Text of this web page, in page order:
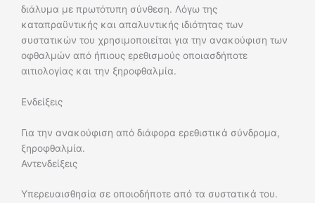
διάλυμα με πρωτότυπη σύνθεση. Λόγω της
καταπραϋντικής και απαλυντικής ιδιότητας των
συστατικών του χρησιμοποιείται για την ανακούφιση των
οφθαλμών από ήπιους ερεθισμούς οποιασδήποτε
αιτιολογίας και την ξηροφθαλμία.
Ενδείξεις
Για την ανακούφιση από διάφορα ερεθιστικά σύνδρομα,
ξηροφθαλμία.
Αντενδείξεις
Υπερευαισθησία σε οποιοδήποτε από τα συστατικά του.